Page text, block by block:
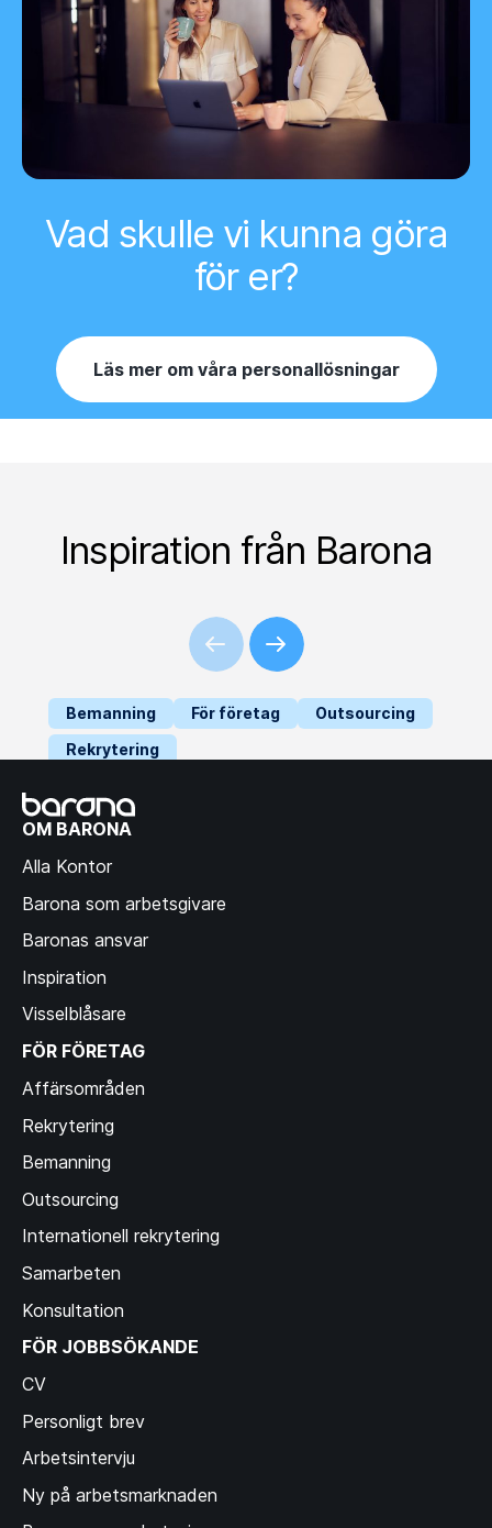
Vad skulle vi kunna göra
för er?
Läs mer om våra personallösningar
Inspiration från Barona
Bemanning För företag
Outsourcing
Rekrytering
hållbarhet din
leverantörskedja
OM BARONA
Alla Kontor
Barona som arbetsgivare
Baronas ansvar
Inspiration
Visselblåsare
FÖR FÖRETAG
Affärsområden
Rekrytering
Bemanning
Outsourcing
Internationell rekrytering
Samarbeten
Konsultation
FÖR JOBBSÖKANDE
CV
Personligt brev
Arbetsintervju
Ny på arbetsmarknaden